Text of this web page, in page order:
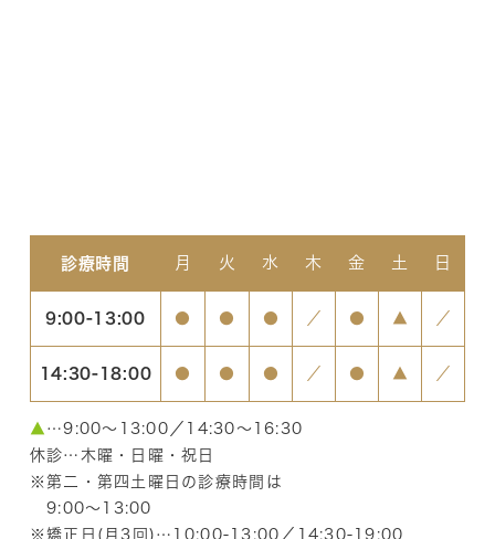
診療時間 月 火 水 木 金 土 日
9:00-13:00 ● ● ● ／ ● ▲ ／
14:30-18:00 ● ● ● ／ ● ▲ ／
▲ …9:00〜13:00／14:30〜16:30
休診…木曜・日曜・祝日
※第二・第四土曜日の診療時間は
9:00〜13:00
※矯正日(月3回)…10:00-13:00／14:30-19:00